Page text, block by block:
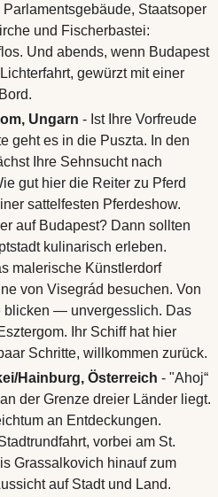
Staatsoper
und Fischerbastei:
Und abends, wenn Budapest
gewürzt mit einer
Ungarn - Ist Ihre Vorfreude
geht es in die Puszta. In den
Ihre Sehnsucht nach
gut hier die Reiter zu Pferd
sattelfesten Pferdeshow.
auf Budapest? Dann sollten
kulinarisch erleben.
malerische Künstlerdorf
von Visegrád besuchen. Von
blicken — unvergesslich. Das
Ihr Schiff hat hier
Schritte, willkommen zurück.
Hainburg, Österreich - "Ahoj“
der Grenze dreier Länder liegt.
an Entdeckungen.
vorbei am St.
Grassalkovich hinauf zum
auf Stadt und Land.